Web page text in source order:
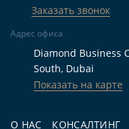
О НАС КОНСАЛТИНГ
Заказать звонок
Адрес офиса
Diamond Business
South, Dubai
Показать на карте